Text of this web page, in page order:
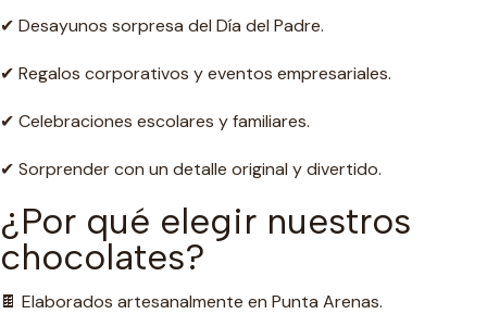
✔ Desayunos sorpresa del Día del Padre.
✔ Regalos corporativos y eventos empresariales.
✔ Celebraciones escolares y familiares.
✔ Sorprender con un detalle original y divertido.
¿Por qué elegir nuestros
chocolates?
🍫 Elaborados artesanalmente en Punta Arenas.